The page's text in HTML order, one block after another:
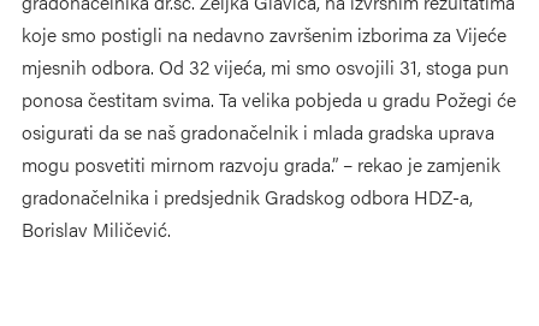
koje smo postigli na nedavno završenim izborima za Vijeće
mjesnih odbora. Od 32 vijeća, mi smo osvojili 31, stoga pun
ponosa čestitam svima. Ta velika pobjeda u gradu Požegi će
osigurati da se naš gradonačelnik i mlada gradska uprava
mogu posvetiti mirnom razvoju grada.” – rekao je zamjenik
gradonačelnika i predsjednik Gradskog odbora HDZ-a,
Borislav Miličević.